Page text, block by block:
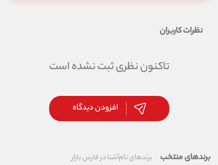
فاصله کانونی ۴.۴ میلی‌متر
نظرات کاربران
تاکنون نظری ثبت نشده است
افزودن دیدگاه
برندهای منتخب برندهای نام‌آشنا در فارس بازار